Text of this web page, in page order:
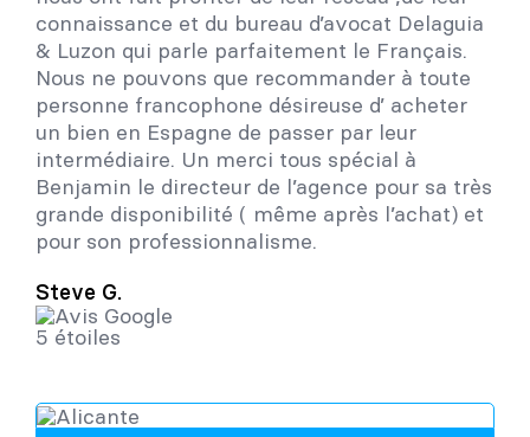
connaissance et du bureau d’avocat Delaguia
& Luzon qui parle parfaitement le Français.
Nous ne pouvons que recommander à toute
personne francophone désireuse d’ acheter
un bien en Espagne de passer par leur
intermédiaire. Un merci tous spécial à
Benjamin le directeur de l’agence pour sa très
grande disponibilité ( même après l’achat) et
pour son professionnalisme.
Steve G.